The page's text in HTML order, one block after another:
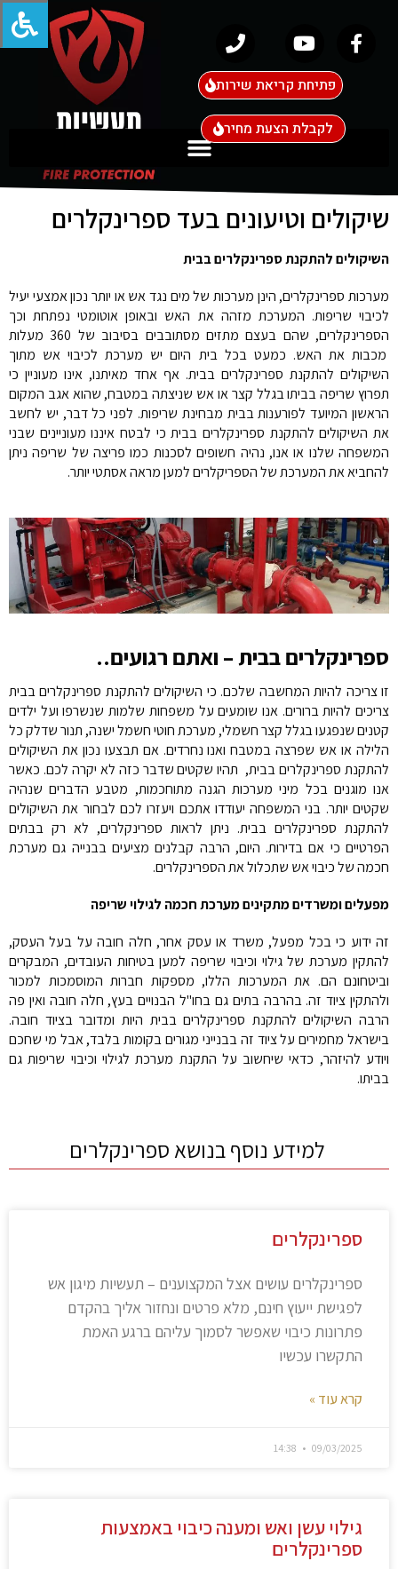
פתיחת קריאת שירות
לקבלת הצעת מחיר
שיקולים וטיעונים בעד ספרינקלרים
השיקולים להתקנת ספרינקלרים בבית
מערכות ספרינקלרים, הינן מערכות של מים נגד אש או יותר נכון אמצעי יעיל
לכיבוי שריפות. המערכת מזהה את האש ובאופן אוטומטי נפתחת וכך
הספרינקלרים, שהם בעצם מתזים מסתובבים בסיבוב של 360 מעלות
מכבות את האש. כמעט בכל בית היום יש מערכת לכיבוי אש מתוך
השיקולים להתקנת ספרינקלרים בבית. אף אחד מאיתנו, אינו מעוניין כי
תפרוץ שריפה בביתו בגלל קצר או אש שניצתה במטבח, שהוא אגב המקום
הראשון המיועד לפורענות בבית מבחינת שריפות. לפני כל דבר, יש לחשב
את השיקולים להתקנת ספרינקלרים בבית כי לבטח איננו מעוניינים שבני
המשפחה שלנו או אנו, נהיה חשופים לסכנות כמו פריצה של שריפה ניתן
להחביא את המערכת של הספריקלרים למען מראה אסתטי יותר.
ספרינקלרים בבית – ואתם רגועים..
זו צריכה להיות המחשבה שלכם. כי השיקולים להתקנת ספרינקלרים בבית
צריכים להיות ברורים. אנו שומעים על משפחות שלמות שנשרפו ועל ילדים
קטנים שנפגעו בגלל קצר חשמלי, מערכת חוטי חשמל ישנה, תנור שדלק כל
הלילה או אש שפרצה במטבח ואנו נחרדים. אם תבצעו נכון את השיקולים
להתקנת ספרינקלרים בבית, תהיו שקטים שדבר כזה לא יקרה לכם. כאשר
אנו מוגנים בכל מיני מערכות הגנה מתוחכמות, מטבע הדברים שנהיה
שקטים יותר. בני המשפחה יעודדו אתכם ויעזרו לכם לבחור את השיקולים
להתקנת ספרינקלרים בבית. ניתן לראות ספרינקלרים, לא רק בבתים
הפרטיים כי אם בדירות. היום, הרבה קבלנים מציעים בבנייה גם מערכת
חכמה של כיבוי אש שתכלול את הספרינקלרים.
מפעלים ומשרדים מתקינים מערכת חכמה לגילוי שריפה
זה ידוע כי בכל מפעל, משרד או עסק אחר, חלה חובה על בעל העסק,
להתקין מערכת של גילוי וכיבוי שריפה למען בטיחות העובדים, המבקרים
וביטחונם הם. את המערכות הללו, מספקות חברות המוסמכות למכור
ולהתקין ציוד זה. בהרבה בתים גם בחו"ל הבנויים בעץ, חלה חובה ואין פה
הרבה השיקולים להתקנת ספרינקלרים בבית היות ומדובר בציוד חובה.
בישראל מחמירים על ציוד זה בבנייני מגורים בקומות בלבד, אבל מי שחכם
ויודע להיזהר, כדאי שיחשוב על התקנת מערכת לגילוי וכיבוי שריפות גם
בביתו.
למידע נוסף בנושא ספרינקלרים
ספרינקלרים
ספרינקלרים עושים אצל המקצוענים – תעשיות מיגון אש
לפגישת ייעוץ חינם, מלא פרטים ונחזור אליך בהקדם
פתרונות כיבוי שאפשר לסמוך עליהם ברגע האמת
התקשרו עכשיו
קרא עוד »
09/03/2025
גילוי עשן ואש ומענה כיבוי באמצעות
ספרינקלרים